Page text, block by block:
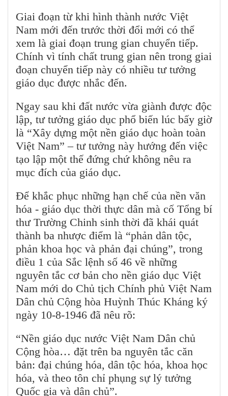
Giai đoạn từ khi hình thành nước Việt
Nam mới đến trước thời đổi mới có thể
xem là giai đoạn trung gian chuyển tiếp.
Chính vì tính chất trung gian nên trong giai
đoạn chuyển tiếp này có nhiều tư tưởng
giáo dục được nhắc đến.
Ngay sau khi đất nước vừa giành được độc
lập, tư tưởng giáo dục phổ biến lúc bấy giờ
là “Xây dựng một nền giáo dục hoàn toàn
Việt Nam” – tư tưởng này hướng đến việc
tạo lập một thế đứng chứ không nêu ra
mục đích của giáo dục.
Để khắc phục những hạn chế của nền văn
hóa - giáo dục thời thực dân mà cố Tổng bí
thư Trường Chinh sinh thời đã khái quát
thành ba nhược điểm là “phản dân tộc,
phản khoa học và phản đại chúng”, trong
điều 1 của Sắc lệnh số 46 về những
nguyên tắc cơ bản cho nền giáo dục Việt
Nam mới do Chủ tịch Chính phủ Việt Nam
Dân chủ Cộng hòa Huỳnh Thúc Kháng ký
ngày 10-8-1946 đã nêu rõ:
“Nền giáo dục nước Việt Nam Dân chủ
Cộng hòa… đặt trên ba nguyên tắc căn
bản: đại chúng hóa, dân tộc hóa, khoa học
hóa, và theo tôn chỉ phụng sự lý tưởng
Quốc gia và dân chủ”.